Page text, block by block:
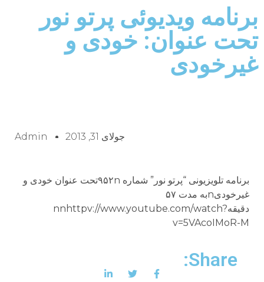
برنامه ويديوئى پرتو نور
تحت عنوان: خودى و
غيرخودى
جولای 31, 2013 Admin
برنامه تلويزيونى “پرتو نور” شماره ۹۵۲nتحت عنوان خودى و
غيرخودىnبه مدت ۵۷
دقيقهnnhttpv://www.youtube.com/watch?
v=5VAcoIMoR-M
Share: